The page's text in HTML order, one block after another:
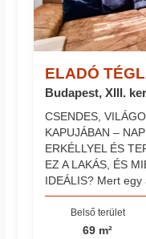
ELADÓ
Budapest, XIII.
CSENDES,
KAPUJÁBAN –
ERKÉLLYEL ÉS
EZ A LAKÁS, ÉS
IDEÁLIS? Mert egy
Belső terület
69 m²